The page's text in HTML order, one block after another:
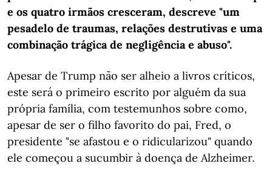
e os quatro irmãos cresceram, descreve "um
pesadelo de traumas, relações destrutivas e uma
combinação trágica de negligência e abuso".
Apesar de Trump não ser alheio a livros críticos,
este será o primeiro escrito por alguém da sua
própria família, com testemunhos sobre como,
apesar de ser o filho favorito do pai, Fred, o
presidente "se afastou e o ridicularizou" quando
ele começou a sucumbir à doença de Alzheimer.